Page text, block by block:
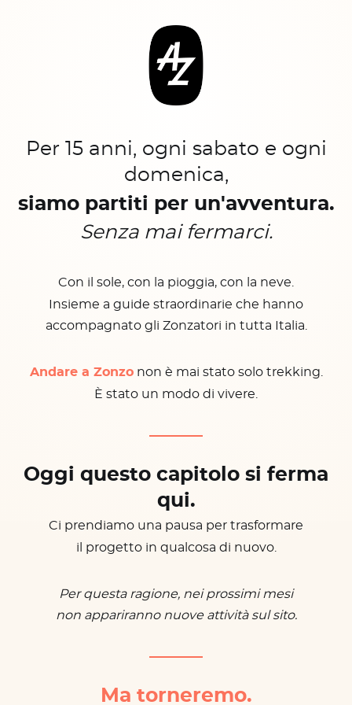
Per 15 anni, ogni sabato e ogni
domenica,
siamo partiti per un'avventura.
Senza mai fermarci.
Con il sole, con la pioggia, con la neve.
Insieme a guide straordinarie che hanno
accompagnato gli Zonzatori in tutta Italia.
Andare a Zonzonon è mai stato solo trekking.
È stato un modo di vivere.
Oggi questo capitolo si ferma
qui.
Ci prendiamo una pausa per trasformare
il progetto in qualcosa di nuovo.
Per questa ragione, nei prossimi mesi
non appariranno nuove attività sul sito.
Ma torneremo.